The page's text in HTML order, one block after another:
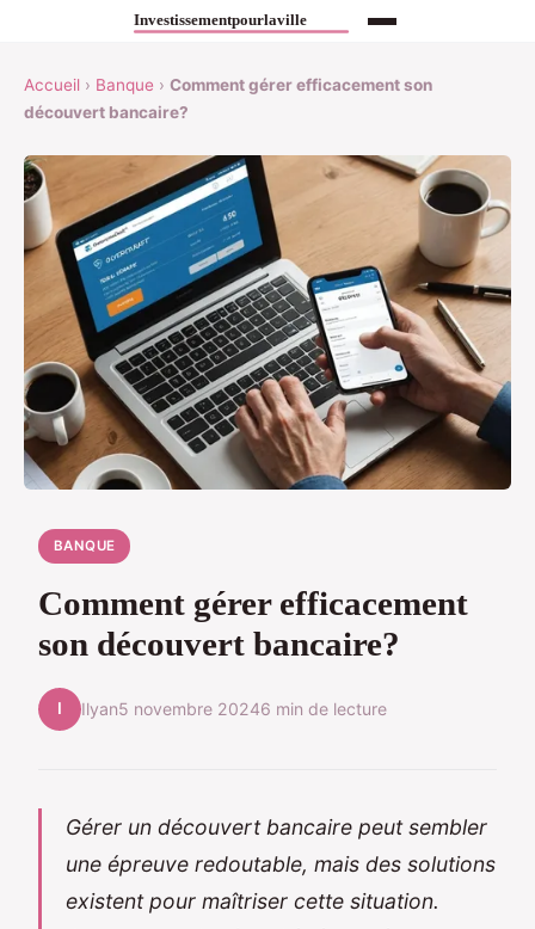
Accueil › Banque › Comment gérer efficacement son
découvert bancaire?
BANQUE
Comment gérer efficacement
son découvert bancaire?
I Ilyan5 novembre 20246 min de lecture
Gérer un découvert bancaire peut sembler
une épreuve redoutable, mais des solutions
existent pour maîtriser cette situation.